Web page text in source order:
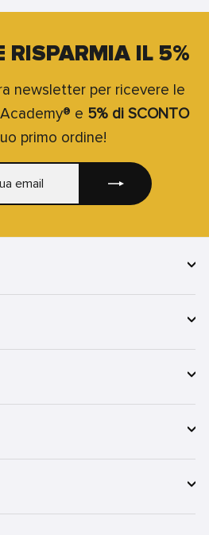
RISPARMIA IL 5%
newsletter per ricevere le
e 5% di SCONTO
primo ordine!
LA